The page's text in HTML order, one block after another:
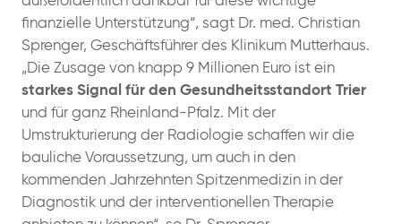
finanzielle Unterstützung“, sagt Dr. med. Christian
Sprenger, Geschäftsführer des Klinikum Mutterhaus.
„Die Zusage von knapp 9 Millionen Euro ist ein
starkes Signal für den Gesundheitsstandort Trier
und für ganz Rheinland-Pfalz. Mit der
Umstrukturierung der Radiologie schaffen wir die
bauliche Voraussetzung, um auch in den
kommenden Jahrzehnten Spitzenmedizin in der
Diagnostik und der interventionellen Therapie